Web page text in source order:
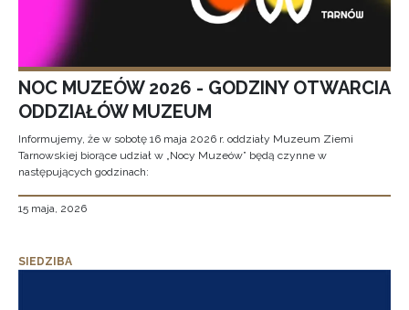
NOC MUZEÓW 2026 - GODZINY OTWARCIA
ODDZIAŁÓW MUZEUM
Informujemy, że w sobotę 16 maja 2026 r. oddziały Muzeum Ziemi
Tarnowskiej biorące udział w „Nocy Muzeów” będą czynne w
następujących godzinach:
15 maja, 2026
SIEDZIBA